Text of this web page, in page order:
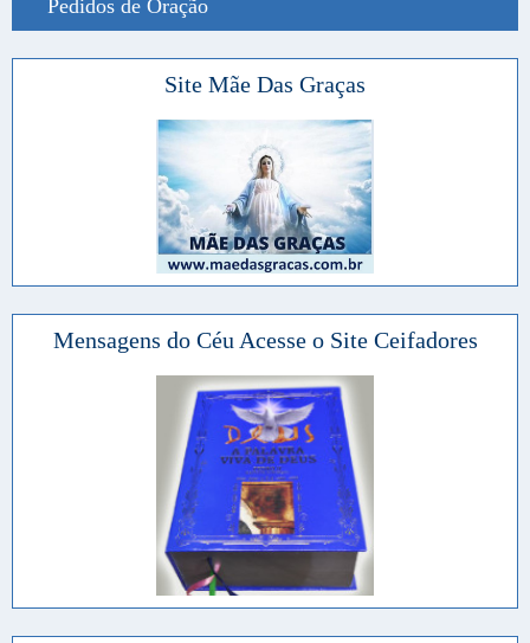
Pedidos de Oração
Site Mãe Das Graças
Mensagens do Céu Acesse o Site Ceifadores